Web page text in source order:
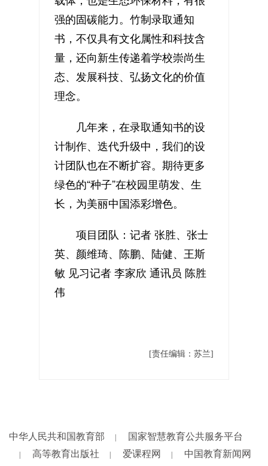
强的固碳能力。竹制录取通知
书，不仅具有文化属性和科技含
量，还向新生传递着学校崇尚生
态、发展科技、弘扬文化的价值
理念。
几年来，在录取通知书的设
计制作、迭代升级中，我们的设
计团队也在不断扩容。期待更多
绿色的“种子”在校园里萌发、生
长，为美丽中国添彩增色。
项目团队：记者 张胜、张士
英、颜维琦、陈鹏、陆健、王斯
敏 见习记者 李家欣 通讯员 陈胜
伟
[责任编辑：苏兰]
中华人民共和国教育部 国家智慧教育公共服务平台
高等教育出版社 爱课程网 中国教育新闻网